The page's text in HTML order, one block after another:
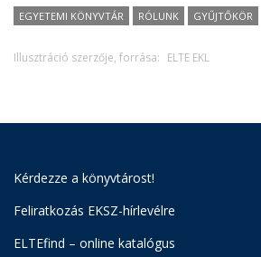
EGYETEMI KÖNYVTÁR RÓLUNK GYŰJTŐKÖR
Illusztráció szerzője, forrása: ELTE EKL
Kérdezze a könyvtárost!
Feliratkozás EKSZ-hírlevélre
ELTEfind – online katalógus